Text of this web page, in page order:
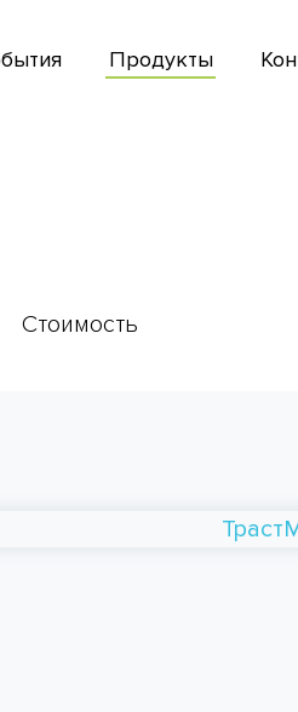
Продукты
Стоимость